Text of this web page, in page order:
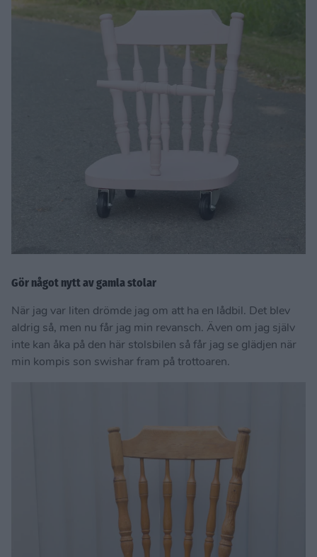
Gör något nytt av gamla stolar
När jag var liten drömde jag om att ha en lådbil. Det blev
aldrig så, men nu får jag min revansch. Även om jag själv
inte kan åka på den här stolsbilen så får jag se glädjen när
min kompis son swishar fram på trottoaren.